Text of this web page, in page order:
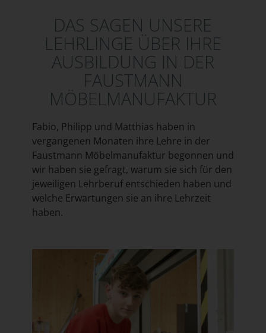
DAS SAGEN UNSERE
LEHRLINGE ÜBER IHRE
AUSBILDUNG IN DER
FAUSTMANN
MÖBELMANUFAKTUR
Fabio, Philipp und Matthias haben in
vergangenen Monaten ihre Lehre in der
Faustmann Möbelmanufaktur begonnen und
wir haben sie gefragt, warum sie sich für den
jeweiligen Lehrberuf entschieden haben und
welche Erwartungen sie an ihre Lehrzeit
haben.